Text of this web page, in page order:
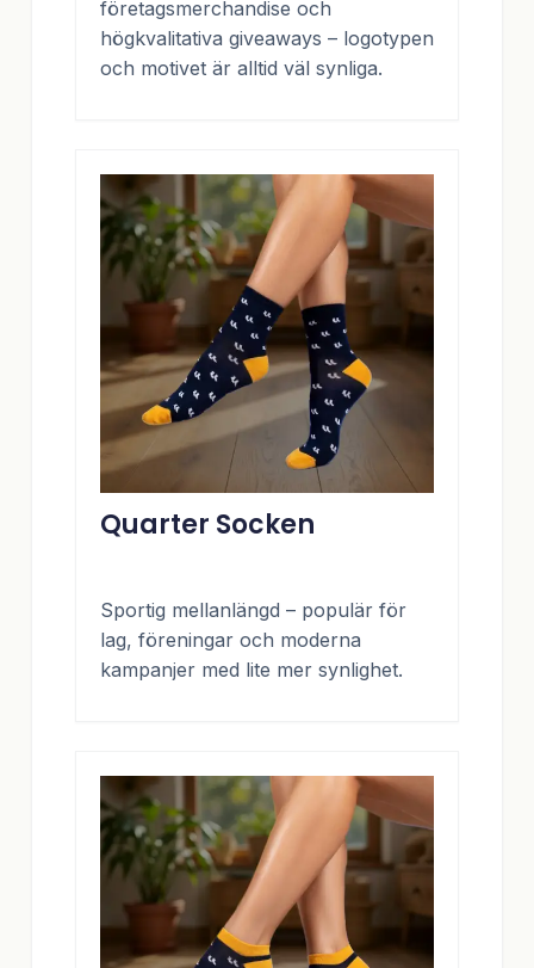
företagsmerchandise och
högkvalitativa giveaways – logotypen
och motivet är alltid väl synliga.
Quarter Socken
Sportig mellanlängd – populär för
lag, föreningar och moderna
kampanjer med lite mer synlighet.